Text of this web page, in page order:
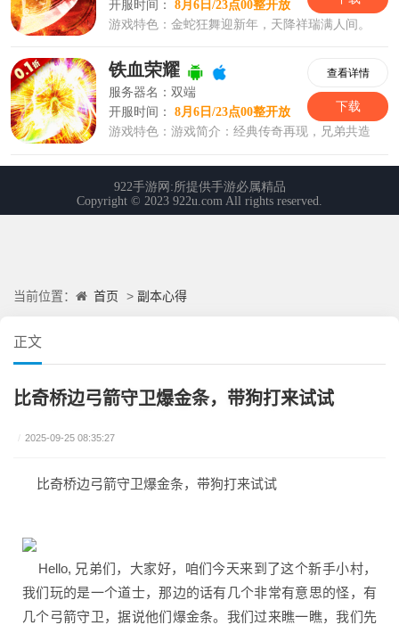
当前位置： 首页 > 副本心得
正文
比奇桥边弓箭守卫爆金条，带狗打来试试
/ 2025-09-25 08:35:27
比奇桥边弓箭守卫爆金条，带狗打来试试
Hello, 兄弟们，大家好，咱们今天来到了这个新手小村，
我们玩的是一个道士，那边的话有几个非常有意思的怪，有
几个弓箭守卫，据说他们爆金条。我们过来瞧一瞧，我们先